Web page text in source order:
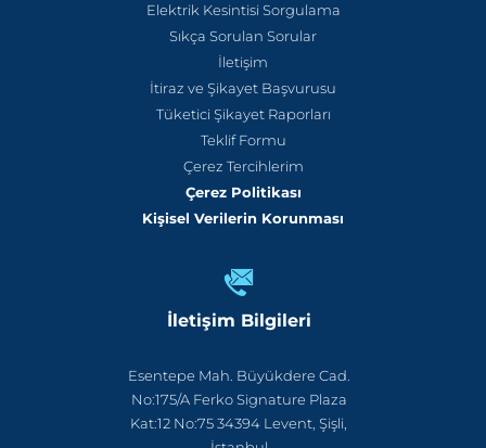
Elektrik Kesintisi Sorgulama
Sıkça Sorulan Sorular
İletişim
İtiraz ve Şikayet Başvurusu
Tüketici Şikayet Raporları
Teklif Formu
Çerez Tercihlerim
Çerez Politikası
Kişisel Verilerin Korunması
İletişim Bilgileri
Esentepe Mah. Büyükdere Cad.
No:175/A Ferko Signature Plaza
Kat:12 No:75 34394 Levent, Şişli,